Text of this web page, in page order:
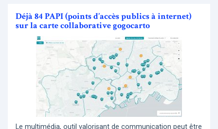
Déjà 84 PAPI (points d’accès publics à internet)
sur la carte collaborative gogocarto
Le multimédia, outil valorisant de communication peut être